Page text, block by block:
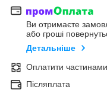
Ви отримаєте
або гроші
Детальніше
Оплатити частинами
Післяплата